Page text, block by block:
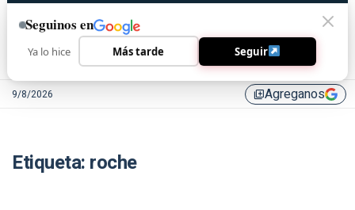
9/8/2026 library_addAgreganos
Etiqueta: roche
Seguinos en
Ya lo hice Más tarde Seguir